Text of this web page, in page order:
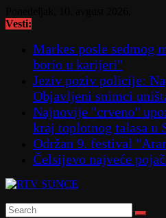
to
Vesti:
Markes posle sedmog
borio u karijeri"
Jeziv poziv policije:
Objavljeni snimci
Najnovije "crveno"
kraj toplotnog talasa u
Održan 9. festival
Čelsijevo najveće